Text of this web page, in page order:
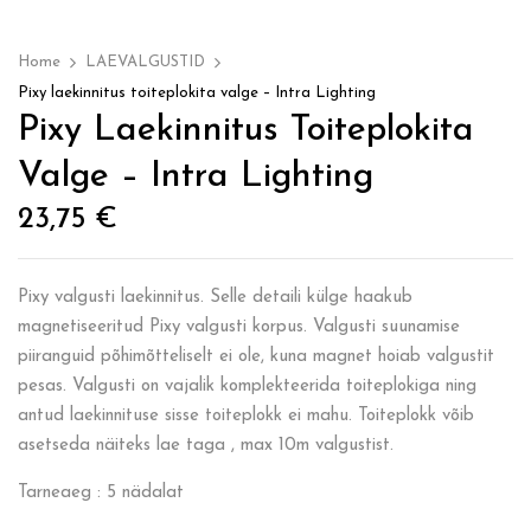
Home
LAEVALGUSTID
Pixy laekinnitus toiteplokita valge – Intra Lighting
Pixy Laekinnitus Toiteplokita
Valge – Intra Lighting
23,75 €
Pixy valgusti laekinnitus. Selle detaili külge haakub
magnetiseeritud Pixy valgusti korpus. Valgusti suunamise
piiranguid põhimõtteliselt ei ole, kuna magnet hoiab valgustit
pesas. Valgusti on vajalik komplekteerida toiteplokiga ning
antud laekinnituse sisse toiteplokk ei mahu. Toiteplokk võib
asetseda näiteks lae taga , max 10m valgustist.
Tarneaeg : 5 nädalat